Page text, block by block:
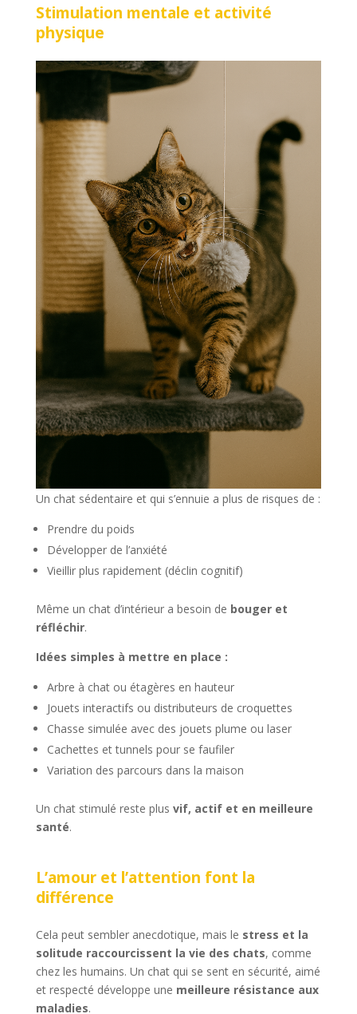
Stimulation mentale et activité
physique
Un chat sédentaire et qui s’ennuie a plus de risques de :
Prendre du poids
Développer de l’anxiété
Vieillir plus rapidement (déclin cognitif)
Même un chat d’intérieur a besoin de bouger et
réfléchir.
Idées simples à mettre en place :
Arbre à chat ou étagères en hauteur
Jouets interactifs ou distributeurs de croquettes
Chasse simulée avec des jouets plume ou laser
Cachettes et tunnels pour se faufiler
Variation des parcours dans la maison
Un chat stimulé reste plus vif, actif et en meilleure
santé.
L’amour et l’attention font la
différence
Cela peut sembler anecdotique, mais le stress et la
solitude raccourcissent la vie des chats, comme
chez les humains. Un chat qui se sent en sécurité, aimé
et respecté développe une meilleure résistance aux
maladies.